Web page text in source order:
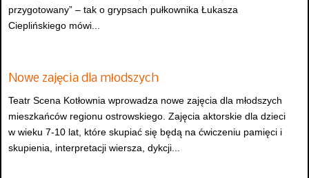
przygotowany” – tak o grypsach pułkownika Łukasza
Cieplińskiego mówi...
Nowe zajęcia dla młodszych
Teatr Scena Kotłownia wprowadza nowe zajęcia dla młodszych
mieszkańców regionu ostrowskiego. Zajęcia aktorskie dla dzieci
w wieku 7-10 lat, które skupiać się będą na ćwiczeniu pamięci i
skupienia, interpretacji wiersza, dykcji...